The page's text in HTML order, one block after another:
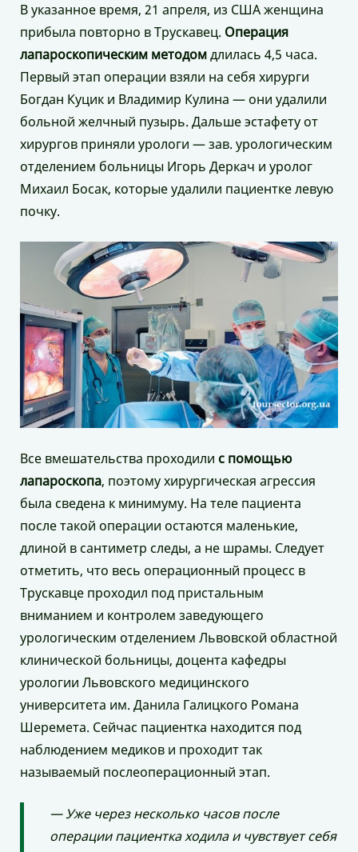
В указанное время, 21 апреля, из США женщина
прибыла повторно в Трускавец. Операция
лапароскопическим методомдлилась 4,5 часа.
Первый этап операции взяли на себя хирурги
Богдан Куцик и Владимир Кулина — они удалили
больной желчный пузырь. Дальше эстафету от
хирургов приняли урологи — зав. урологическим
отделением больницы Игорь Деркач и уролог
Михаил Босак, которые удалили пациентке левую
почку.
Все вмешательства проходили с помощью
лапароскопа, поэтому хирургическая агрессия
была сведена к минимуму. На теле пациента
после такой операции остаются маленькие,
длиной в сантиметр следы, а не шрамы. Следует
отметить, что весь операционный процесс в
Трускавце проходил под пристальным
вниманием и контролем заведующего
урологическим отделением Львовской областной
клинической больницы, доцента кафедры
урологии Львовского медицинского
университета им. Данила Галицкого Романа
Шеремета. Сейчас пациентка находится под
наблюдением медиков и проходит так
называемый послеоперационный этап.
— Уже через несколько часов после
операции пациентка ходила и чувствует себя